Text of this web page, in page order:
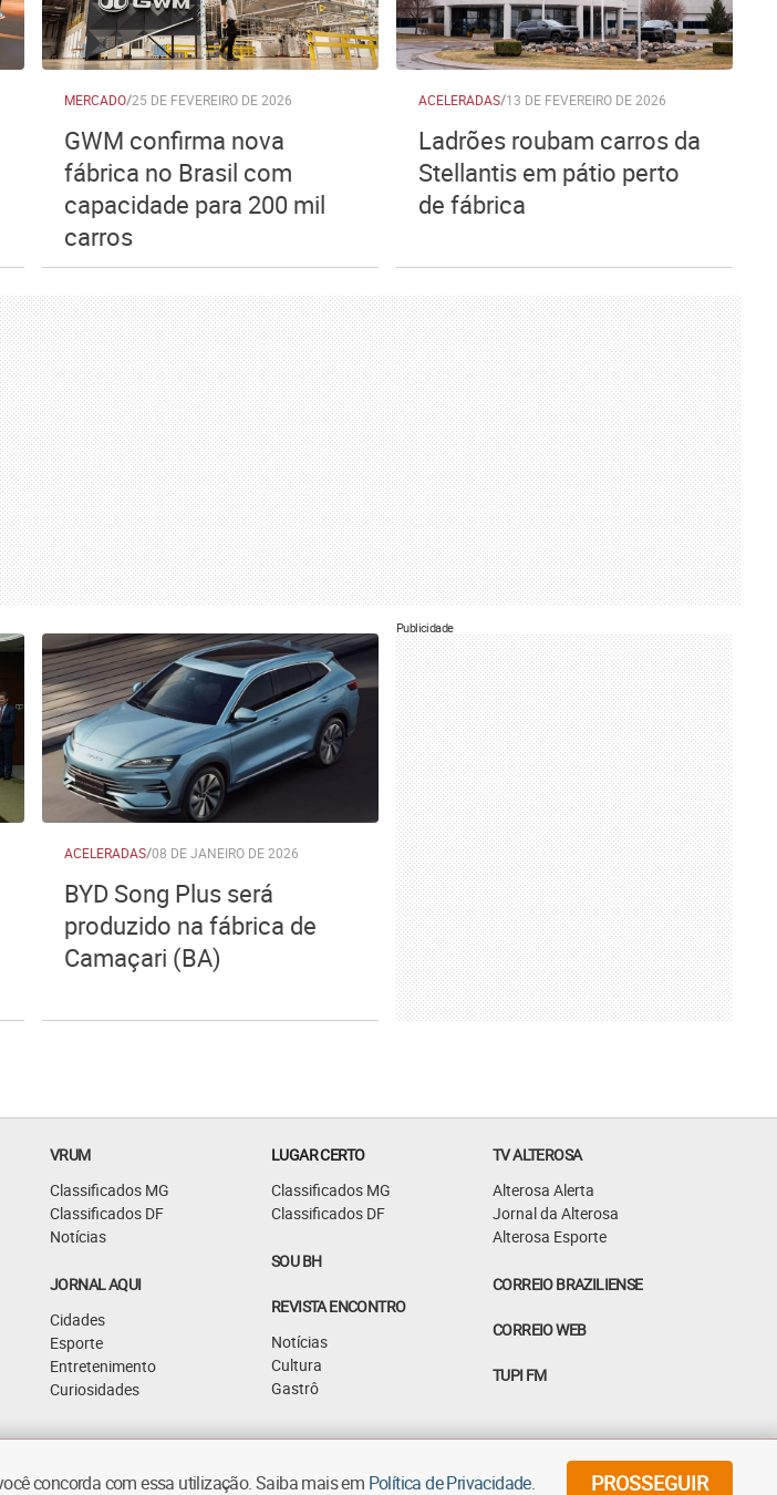
MERCADO/25 DE FEVEREIRO DE 2026
GWM confirma nova
fábrica no Brasil com
capacidade para 200 mil
carros
ACELERADAS/13 DE FEVEREIRO DE 2026
Ladrões roubam carros da
Stellantis em pátio perto
de fábrica
ACELERADAS/08 DE JANEIRO DE 2026
BYD Song Plus será
produzido na fábrica de
Camaçari (BA)
Publicidade
VRUM
Classificados MG
Classificados DF
Notícias
JORNAL AQUI
Cidades
Esporte
Entretenimento
Curiosidades
LUGAR CERTO
Classificados MG
Classificados DF
SOU BH
REVISTA ENCONTRO
Notícias
Cultura
Gastrô
TV ALTEROSA
Alterosa Alerta
Jornal da Alterosa
Alterosa Esporte
CORREIO BRAZILIENSE
CORREIO WEB
TUPI FM
© 2026Diários Associados - Todos os direitos reservados
concorda com essa utilização. Saiba mais em Política de Privacidade. PROSSEGUIR